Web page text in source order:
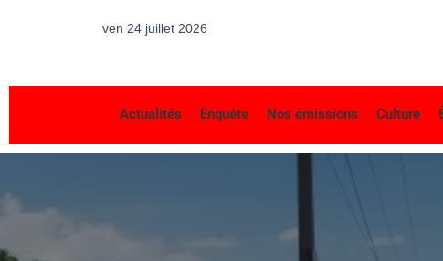
ven 24 juillet 2026
Actualités Enquête Nos émissions Culture